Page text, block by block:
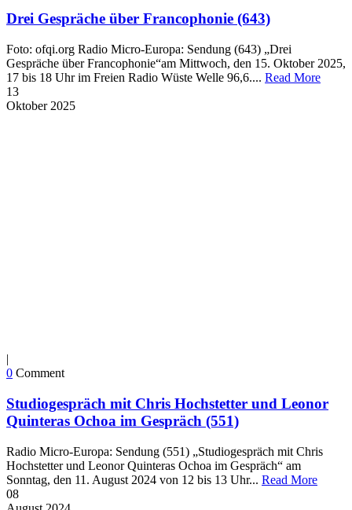
Drei Gespräche über Francophonie (643)
Foto: ofqi.org Radio Micro-Europa: Sendung (643) „Drei
Gespräche über Francophonie“am Mittwoch, den 15. Oktober 2025,
17 bis 18 Uhr im Freien Radio Wüste Welle 96,6.... Read More
13
Oktober 2025
|
0 Comment
Studiogespräch mit Chris Hochstetter und Leonor
Quinteras Ochoa im Gespräch (551)
Radio Micro-Europa: Sendung (551) „Studiogespräch mit Chris
Hochstetter und Leonor Quinteras Ochoa im Gespräch“ am
Sonntag, den 11. August 2024 von 12 bis 13 Uhr... Read More
08